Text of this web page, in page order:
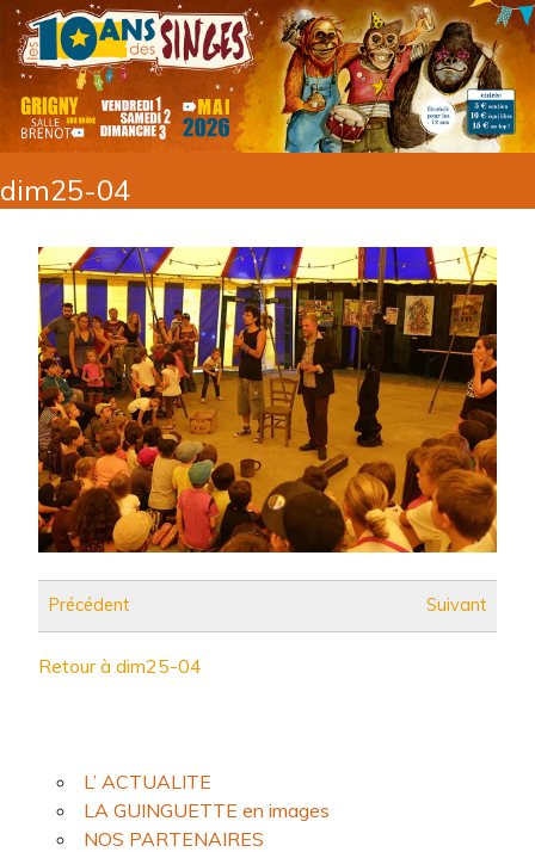
dim25-04
Précédent Suivant
Retour à dim25-04
L’ ACTUALITE
LA GUINGUETTE en images
NOS PARTENAIRES